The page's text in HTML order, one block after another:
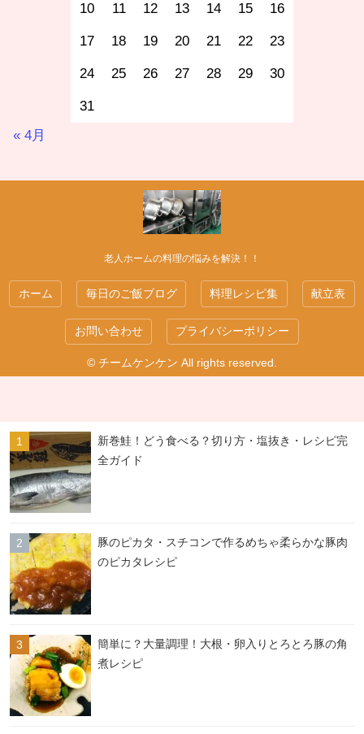
10 11 12 13 14 15 16
17 18 19 20 21 22 23
24 25 26 27 28 29 30
31
« 4月
老人ホームの料理の悩みを解決！！
ホーム 毎日のご飯ブログ 料理レシピ集 献立表
お問い合わせ プライバシーポリシー
© チームケンケン All rights reserved.
新巻鮭！どう食べる？切り方・塩抜き・レシピ完
全ガイド
豚のピカタ・スチコンで作るめちゃ柔らかな豚肉
のピカタレシピ
簡単に？大量調理！大根・卵入りとろとろ豚の角
煮レシピ